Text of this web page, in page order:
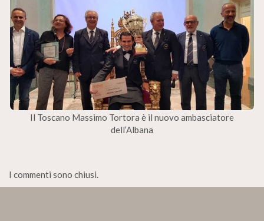
Il Toscano Massimo Tortora è il nuovo ambasciatore
dell’Albana
I commenti sono chiusi.